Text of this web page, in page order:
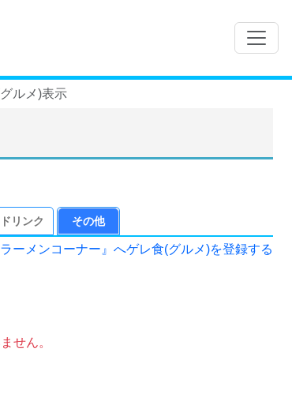
ルメ)表示
ドリンク その他
ラーメンコーナー』へゲレ食(グルメ)を登録する
せん。